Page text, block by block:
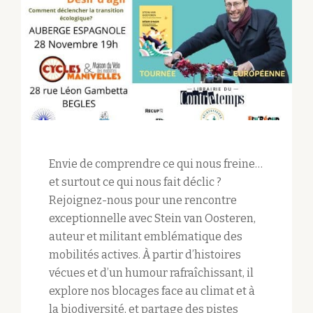
Envie de comprendre ce qui nous freine…
et surtout ce qui nous fait déclic ?
Rejoignez-nous pour une rencontre
exceptionnelle avec Stein van Oosteren,
auteur et militant emblématique des
mobilités actives. À partir d’histoires
vécues et d’un humour rafraîchissant, il
explore nos blocages face au climat et à
la biodiversité, et partage des pistes